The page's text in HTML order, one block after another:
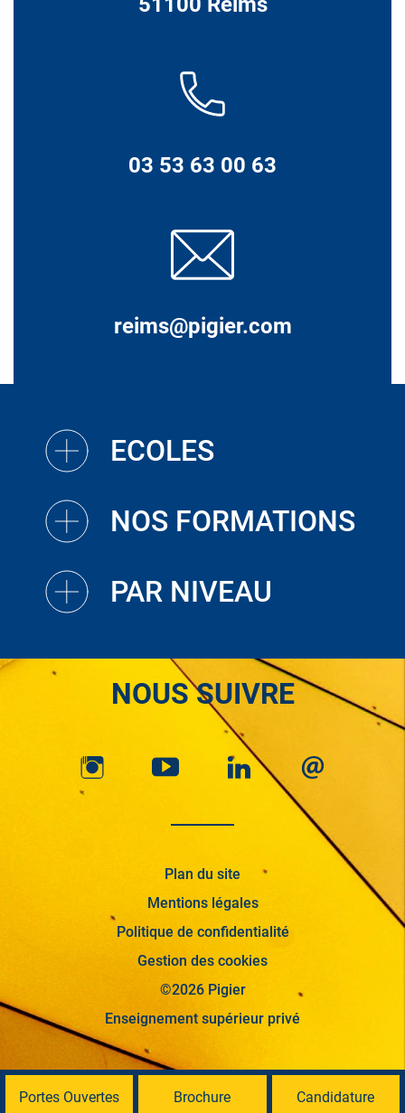
03 53 63 00 63
reims@pigier.com
ECOLES
NOS FORMATIONS
PAR NIVEAU
NOUS SUIVRE
Plan du site
Mentions légales
Politique de confidentialité
Gestion des cookies
©2026 Pigier
Enseignement supérieur privé
Portes Ouvertes Brochure Candidature